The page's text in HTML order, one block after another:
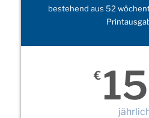
bestehend aus 52
€